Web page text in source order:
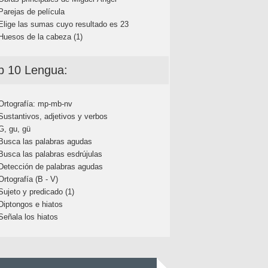
de película
las sumas cuyo resultado es 23
de la cabeza (1)
10 Lengua:
mp-mb-nv
adjetivos y verbos
gu, gü
las palabras agudas
las palabras esdrújulas
de palabras agudas
(B - V)
y predicado (1)
e hiatos
los hiatos